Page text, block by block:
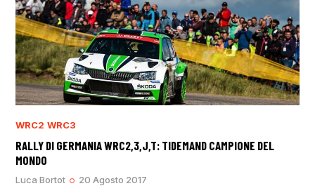
WRC2 WRC3
RALLY DI GERMANIA WRC2,3,J,T: TIDEMAND CAMPIONE DEL
MONDO
Luca Bortot 20 Agosto 2017